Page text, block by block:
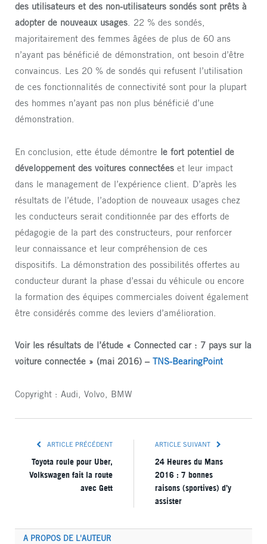
des utilisateurs et des non-utilisateurs sondés sont prêts à
adopter de nouveaux usages . 22 % des sondés,
majoritairement des femmes âgées de plus de 60 ans
n’ayant pas bénéficié de démonstration, ont besoin d’être
convaincus. Les 20 % de sondés qui refusent l’utilisation
de ces fonctionnalités de connectivité sont pour la plupart
des hommes n’ayant pas non plus bénéficié d’une
démonstration.
En conclusion, ette étude démontre le fort potentiel de
développement des voitures connectées et leur impact
dans le management de l’expérience client. D’après les
résultats de l’étude, l’adoption de nouveaux usages chez
les conducteurs serait conditionnée par des efforts de
pédagogie de la part des constructeurs, pour renforcer
leur connaissance et leur compréhension de ces
dispositifs. La démonstration des possibilités offertes au
conducteur durant la phase d’essai du véhicule ou encore
la formation des équipes commerciales doivent également
être considérés comme des leviers d’amélioration.
Voir les résultats de l’étude « Connected car : 7 pays sur la
voiture connectée » (mai 2016) – TNS-BearingPoint
Copyright : Audi, Volvo, BMW
ARTICLE PRÉCÉDENT
Toyota roule pour Uber,
Volkswagen fait la route
avec Gett
ARTICLE SUIVANT
24 Heures du Mans
2016 : 7 bonnes
raisons (sportives) d’y
assister
A PROPOS DE L'AUTEUR